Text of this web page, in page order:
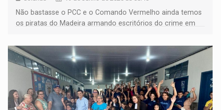
Não bastasse o PCC e o Comando Vermelho ainda temos
os piratas do Madeira armando escritórios do crime em